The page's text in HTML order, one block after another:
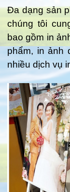
Đa dạng sản
chúng tôi
bao gồm in
phẩm, in ảnh
nhiều dịch vụ